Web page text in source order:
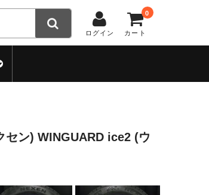
ログイン カート
0
セン) WINGUARD ice2 (ウ